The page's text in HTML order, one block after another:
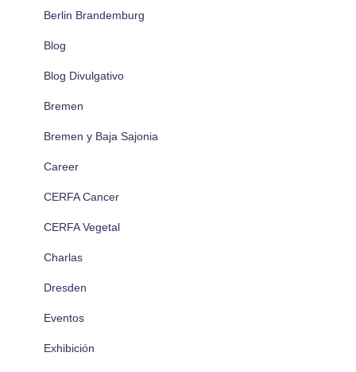
Berlin Brandemburg
Blog
Blog Divulgativo
Bremen
Bremen y Baja Sajonia
Career
CERFA Cancer
CERFA Vegetal
Charlas
Dresden
Eventos
Exhibición